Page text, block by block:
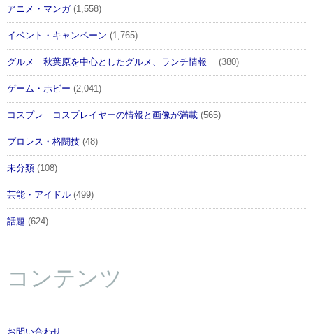
アニメ・マンガ(1,558)
イベント・キャンペーン (1,765)
グルメ 秋葉原を中心としたグルメ、ランチ情報 (380)
ゲーム・ホビー (2,041)
コスプレ｜コスプレイヤーの情報と画像が満載 (565)
プロレス・格闘技 (48)
未分類 (108)
芸能・アイドル (499)
話題 (624)
コンテンツ
お問い合わせ